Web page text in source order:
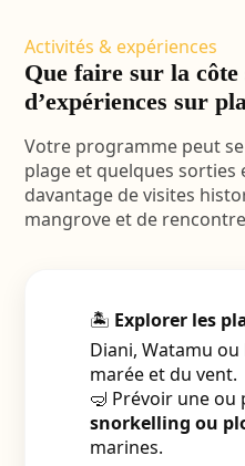
Activités & expériences
Que faire sur la
d’expériences sur
Votre programme peut
plage et quelques sorties
davantage de visites
mangrove et de
🏝️ Explorer les
Diani, Watamu
marée et du vent.
🤿 Prévoir une ou
snorkelling ou
marines.